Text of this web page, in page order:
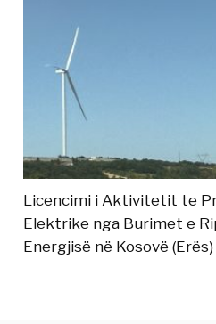
Licencimi i Aktivitetit te
Elektrike nga Burimet e
Energjisë në Kosovë (Erës)